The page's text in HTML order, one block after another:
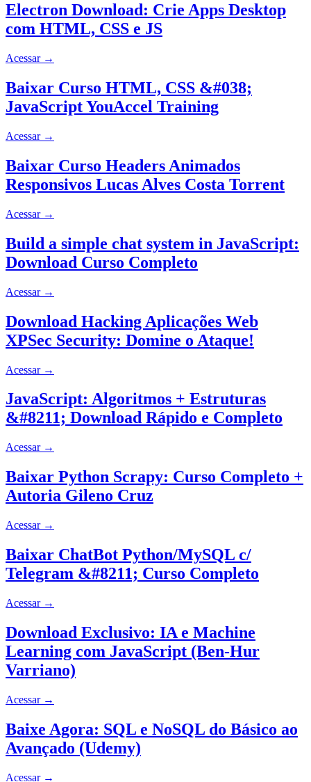
Electron Download: Crie Apps Desktop
com HTML, CSS e JS
Acessar →
Baixar Curso HTML, CSS &#038;
JavaScript YouAccel Training
Acessar →
Baixar Curso Headers Animados
Responsivos Lucas Alves Costa Torrent
Acessar →
Build a simple chat system in JavaScript:
Download Curso Completo
Acessar →
Download Hacking Aplicações Web
XPSec Security: Domine o Ataque!
Acessar →
JavaScript: Algoritmos + Estruturas
&#8211; Download Rápido e Completo
Acessar →
Baixar Python Scrapy: Curso Completo +
Autoria Gileno Cruz
Acessar →
Baixar ChatBot Python/MySQL c/
Telegram &#8211; Curso Completo
Acessar →
Download Exclusivo: IA e Machine
Learning com JavaScript (Ben-Hur
Varriano)
Acessar →
Baixe Agora: SQL e NoSQL do Básico ao
Avançado (Udemy)
Acessar →